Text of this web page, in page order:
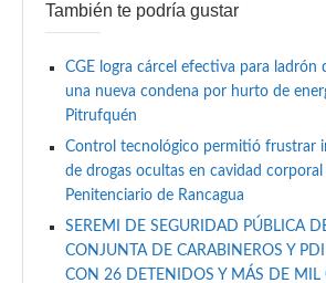
También te podría gustar
CGE logra cárcel efectiva para ladrón
una nueva condena por hurto de
Pitrufquén
Control tecnológico permitió frustrar
de drogas ocultas en cavidad
Penitenciario de Rancagua
SEREMI DE SEGURIDAD PÚBLICA
CONJUNTA DE CARABINEROS Y
CON 26 DETENIDOS Y MÁS DE MIL